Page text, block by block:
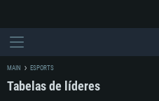
MAIN ESPORTS
Tabelas de líderes